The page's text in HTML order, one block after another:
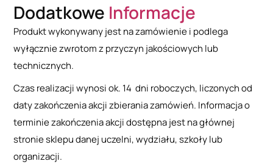
Dodatkowe Informacje
Produkt wykonywany jest na zamówienie i podlega
wyłącznie zwrotom z przyczyn jakościowych lub
technicznych.
Czas realizacji wynosi ok. 14 dni roboczych, liczonych od
daty zakończenia akcji zbierania zamówień. Informacja o
terminie zakończenia akcji dostępna jest na głównej
stronie sklepu danej uczelni, wydziału, szkoły lub
organizacji.